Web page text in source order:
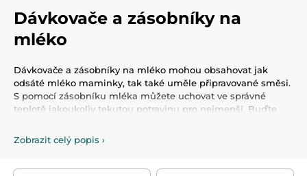
Dávkovače a zásobníky na
mléko
Dávkovače a zásobníky na mléko mohou obsahovat jak
odsáté mléko maminky, tak také uměle připravované směsi.
S pomocí zásobníku mléka můžete uchovat ve správné
teplotě jakoukoliv tekutou potravinu pro nejmenší. Buďte
Zobrazit celý popis ›